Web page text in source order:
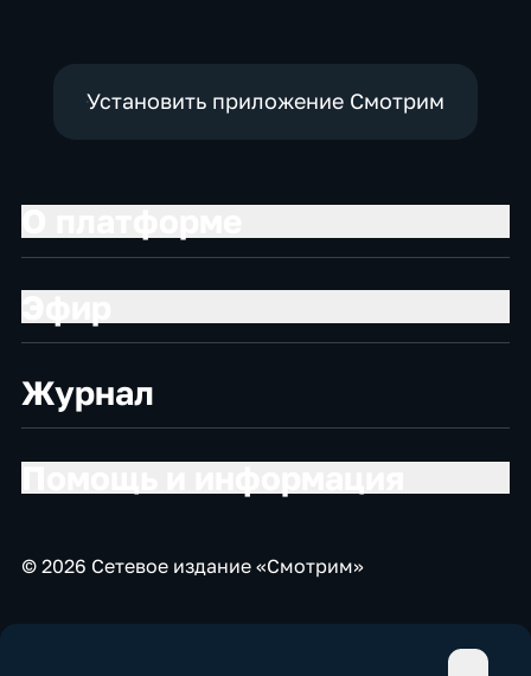
Установить приложение Смотрим
Журнал
© 2026 Сетевое издание «Смотрим»